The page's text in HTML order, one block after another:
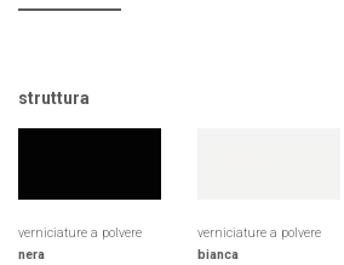
struttura
verniciature a polvere
nera
verniciature a polvere
bianca